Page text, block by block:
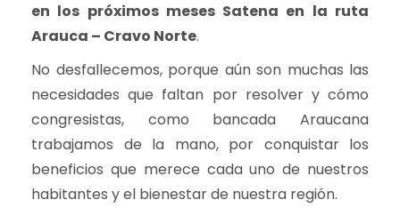
en los próximos meses Satena en la ruta
Arauca – Cravo Norte.
No desfallecemos, porque aún son muchas las
necesidades que faltan por resolver y cómo
congresistas, como bancada Araucana
trabajamos de la mano, por conquistar los
beneficios que merece cada uno de nuestros
habitantes y el bienestar de nuestra región.